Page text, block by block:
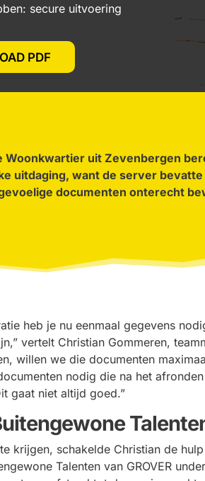
secure uitvoering
PDF
Woonkwartier uit Zevenbergen
uitdaging, want de server
documenten onterecht
heb je nu eenmaal gegevens
,” vertelt Christian Gommeren,
willen we die documenten
nodig die na het
gaat niet altijd goed.”
krijgen, schakelde Christian de
Talenten van GROVER